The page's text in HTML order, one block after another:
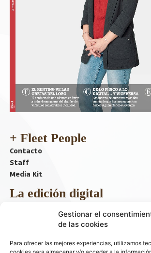
Gestionar el
de las cookies
Para ofrecer las mejores experiencias, utilizamos
+ Fleet People
Contacto
Staff
Media Kit
La edición digital
Descargar último ejemplar
ir a hemeroteca
+ Contenido en redes